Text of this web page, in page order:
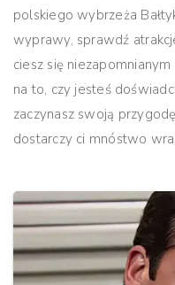
polskiego wybrzeża
wyprawy, sprawdź
ciesz się
na to, czy jesteś
zaczynasz swoją
dostarczy ci mnóstwo